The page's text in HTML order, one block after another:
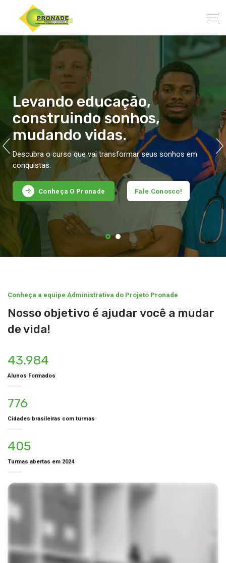
Levando educação,
construindo sonhos,
mudando vidas.
Descubra o curso que vai transformar seus sonhos em
conquistas.
Conheça O Pronade Fale Conosco!
O futuro que você quer
começa aqui.
Qualificação prática para quem deseja ir além.
Conheça O Pronade Fale Conosco!
Conheça a equipe Administrativa do Projeto Pronade
Nosso objetivo é ajudar você a mudar
de vida!
43.984
Alunos Formados
776
Cidades brasileiras com turmas
405
Turmas abertas em 2024